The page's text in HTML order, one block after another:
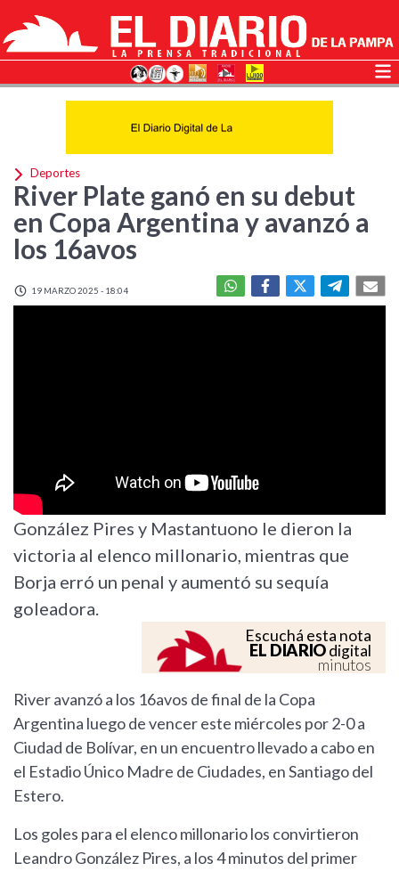
Deportes
River Plate ganó en su debut
en Copa Argentina y avanzó a
los 16avos
19 MARZO 2025 - 18:04
González Pires y Mastantuono le dieron la
victoria al elenco millonario, mientras que
Borja erró un penal y aumentó su sequía
goleadora.
Escuchá esta nota
EL DIARIOdigital
minutos
River avanzó a los 16avos de final de la Copa
Argentina luego de vencer este miércoles por 2-0 a
Ciudad de Bolívar, en un encuentro llevado a cabo en
el Estadio Único Madre de Ciudades, en Santiago del
Estero.
Los goles para el elenco millonario los convirtieron
Leandro González Pires, a los 4 minutos del primer